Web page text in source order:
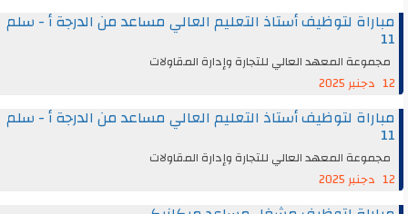
مباراة لتوظيف أستاذ التعليم العالي مساعد من الدرجة أ - سلم
11
مجموعة المعهد العالي للتجارة وإدارة المقاولات
12 دجنبر 2025
مباراة لتوظيف أستاذ التعليم العالي مساعد من الدرجة أ - سلم
11
مجموعة المعهد العالي للتجارة وإدارة المقاولات
12 دجنبر 2025